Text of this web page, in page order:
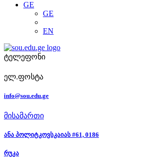
GE
GE
EN
ტელეფონი
ელ.ფოსტა
info@sou.edu.ge
მისამართი
ანა პოლიტკოვსკაიას #61, 0186
რუკა